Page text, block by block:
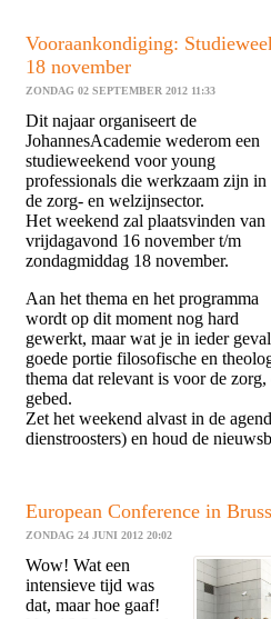
Vooraankondiging:
18 november
ZONDAG 02 SEPTEMBER 2012 11:33
Dit najaar organiseert de
JohannesAcademie wederom een
studieweekend voor young
professionals die werkzaam zijn in
de zorg- en welzijnsector.
Het weekend zal plaatsvinden van
vrijdagavond 16 november t/m
zondagmiddag 18 november.
Aan het thema en het programma
wordt op dit moment nog hard
gewerkt, maar wat je in ieder
goede portie filosofische en
thema dat relevant is voor de
gebed.
Zet het weekend alvast in de
dienstroosters) en houd de
European Conference in
ZONDAG 24 JUNI 2012 20:02
Wow! Wat een
intensieve tijd was
dat, maar hoe gaaf!